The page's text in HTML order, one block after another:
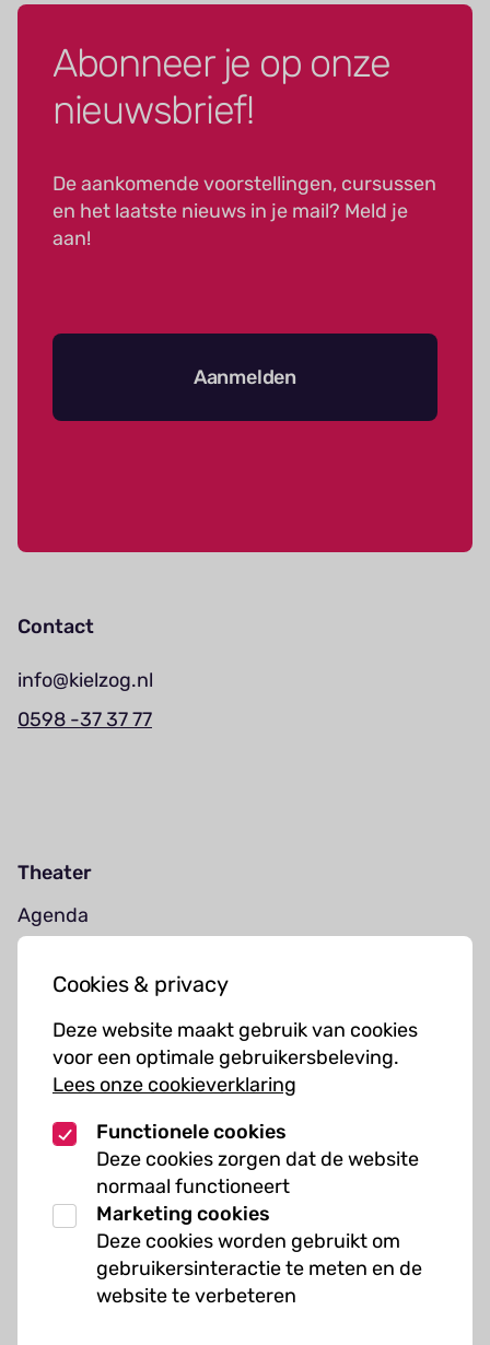
Cookies & privacy
Deze website maakt gebruik van cookies
voor een optimale gebruikersbeleving.
Lees onze cookieverklaring
Functionele cookies
Deze cookies zorgen dat de website
normaal functioneert
Marketing cookies
Deze cookies worden gebruikt om
gebruikersinteractie te meten en de
website te verbeteren
Abonneer je op onze
nieuwsbrief!
De aankomende voorstellingen, cursussen
en het laatste nieuws in je mail? Meld je
aan!
Aanmelden
Contact
info@kielzog.nl
0598 -37 37 77
Theater
Agenda
Muziekcursussen
Kunst cursussen
Over ons
Organisatie
Werken bij Kielzog
Veelgestelde vragen